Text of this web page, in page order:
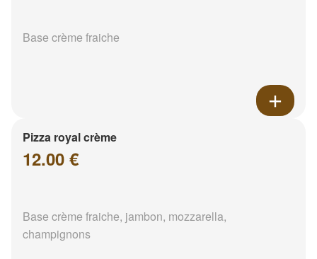
Base crème fraiche
Pizza royal crème
12.00 €
Base crème fraiche, jambon, mozzarella,
champignons